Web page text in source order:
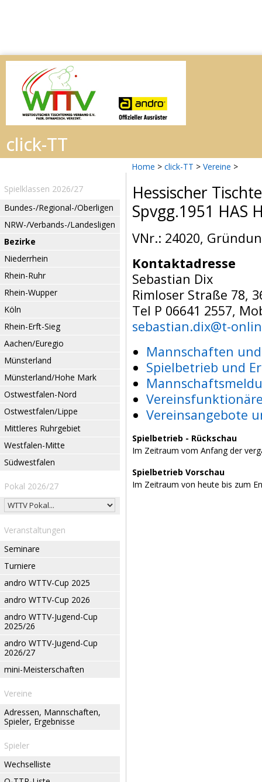
Home > click-TT > Vereine >
Spielklassen 2026/27
Bundes-/Regional-/Oberligen
NRW-/Verbands-/Landesligen
Bezirke
Niederrhein
Rhein-Ruhr
Rhein-Wupper
Köln
Rhein-Erft-Sieg
Aachen/Euregio
Münsterland
Münsterland/Hohe Mark
Ostwestfalen-Nord
Ostwestfalen/Lippe
Mittleres Ruhrgebiet
Westfalen-Mitte
Südwestfalen
Pokal 2026/27
Veranstaltungen
Seminare
Turniere
andro WTTV-Cup 2025
andro WTTV-Cup 2026
andro WTTV-Jugend-Cup
2025/26
andro WTTV-Jugend-Cup
2026/27
mini-Meisterschaften
Vereine
Adressen, Mannschaften,
Spieler, Ergebnisse
Spieler
Wechselliste
Hessischer
Spvgg.1951 HAS
VNr.: 24020,
Kontaktadresse
Sebastian Dix
Rimloser Straße 78,
Tel P 06641 2557,
sebastian.dix@t-
Mannschaften
Spielbetrieb und
Vereinsangebote
Spielbetrieb - Rückschau
Im Zeitraum vom Anfang der
Spielbetrieb Vorschau
Im Zeitraum von heute bis zum